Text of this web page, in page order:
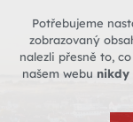
Potřebujeme
zobrazovaný
nalezli přesně to,
našem webu nikdy